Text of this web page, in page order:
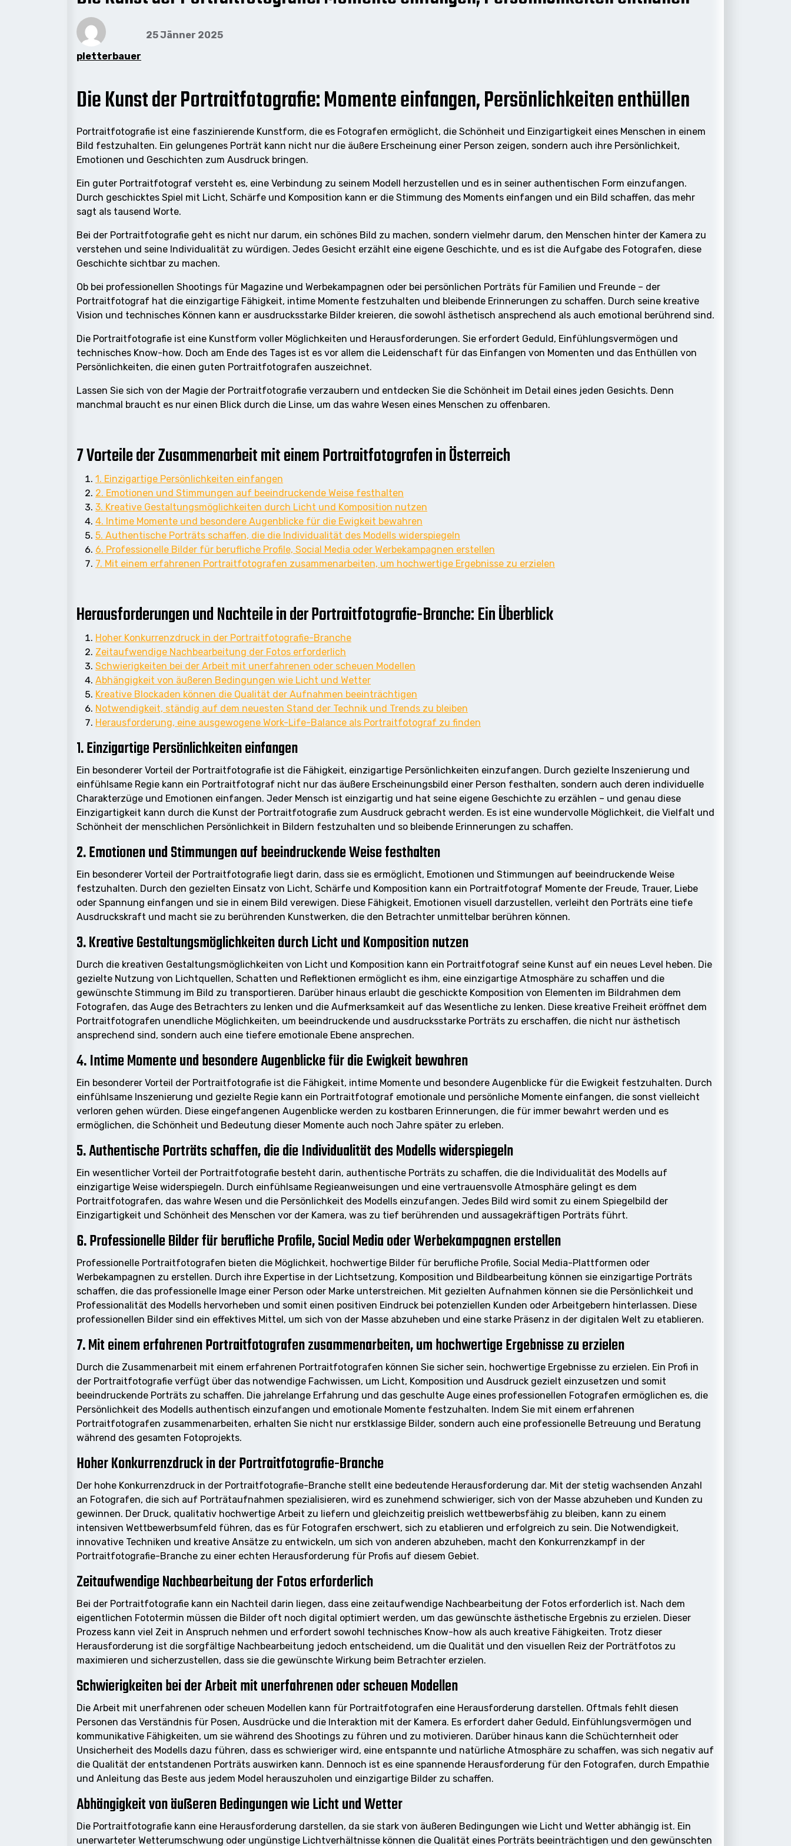
pletterbauer
25 Jänner 2025
Die Kunst der Portraitfotografie: Momente einfangen, Persönlichkeiten enthüllen
Portraitfotografie ist eine faszinierende Kunstform, die es Fotografen ermöglicht, die Schönheit und Einzigartigkeit eines Menschen in einem
Bild festzuhalten. Ein gelungenes Porträt kann nicht nur die äußere Erscheinung einer Person zeigen, sondern auch ihre Persönlichkeit,
Emotionen und Geschichten zum Ausdruck bringen.
Ein guter Portraitfotograf versteht es, eine Verbindung zu seinem Modell herzustellen und es in seiner authentischen Form einzufangen.
Durch geschicktes Spiel mit Licht, Schärfe und Komposition kann er die Stimmung des Moments einfangen und ein Bild schaffen, das mehr
sagt als tausend Worte.
Bei der Portraitfotografie geht es nicht nur darum, ein schönes Bild zu machen, sondern vielmehr darum, den Menschen hinter der Kamera zu
verstehen und seine Individualität zu würdigen. Jedes Gesicht erzählt eine eigene Geschichte, und es ist die Aufgabe des Fotografen, diese
Geschichte sichtbar zu machen.
Ob bei professionellen Shootings für Magazine und Werbekampagnen oder bei persönlichen Porträts für Familien und Freunde – der
Portraitfotograf hat die einzigartige Fähigkeit, intime Momente festzuhalten und bleibende Erinnerungen zu schaffen. Durch seine kreative
Vision und technisches Können kann er ausdrucksstarke Bilder kreieren, die sowohl ästhetisch ansprechend als auch emotional berührend sind.
Die Portraitfotografie ist eine Kunstform voller Möglichkeiten und Herausforderungen. Sie erfordert Geduld, Einfühlungsvermögen und
technisches Know-how. Doch am Ende des Tages ist es vor allem die Leidenschaft für das Einfangen von Momenten und das Enthüllen von
Persönlichkeiten, die einen guten Portraitfotografen auszeichnet.
Lassen Sie sich von der Magie der Portraitfotografie verzaubern und entdecken Sie die Schönheit im Detail eines jeden Gesichts. Denn
manchmal braucht es nur einen Blick durch die Linse, um das wahre Wesen eines Menschen zu offenbaren.
7 Vorteile der Zusammenarbeit mit einem Portraitfotografen in Österreich
1. Einzigartige Persönlichkeiten einfangen
2. Emotionen und Stimmungen auf beeindruckende Weise festhalten
3. Kreative Gestaltungsmöglichkeiten durch Licht und Komposition nutzen
4. Intime Momente und besondere Augenblicke für die Ewigkeit bewahren
5. Authentische Porträts schaffen, die die Individualität des Modells widerspiegeln
6. Professionelle Bilder für berufliche Profile, Social Media oder Werbekampagnen erstellen
7. Mit einem erfahrenen Portraitfotografen zusammenarbeiten, um hochwertige Ergebnisse zu erzielen
Herausforderungen und Nachteile in der Portraitfotografie-Branche: Ein Überblick
Hoher Konkurrenzdruck in der Portraitfotografie-Branche
Zeitaufwendige Nachbearbeitung der Fotos erforderlich
Schwierigkeiten bei der Arbeit mit unerfahrenen oder scheuen Modellen
Abhängigkeit von äußeren Bedingungen wie Licht und Wetter
Kreative Blockaden können die Qualität der Aufnahmen beeinträchtigen
Notwendigkeit, ständig auf dem neuesten Stand der Technik und Trends zu bleiben
Herausforderung, eine ausgewogene Work-Life-Balance als Portraitfotograf zu finden
1. Einzigartige Persönlichkeiten einfangen
Ein besonderer Vorteil der Portraitfotografie ist die Fähigkeit, einzigartige Persönlichkeiten einzufangen. Durch gezielte Inszenierung und
einfühlsame Regie kann ein Portraitfotograf nicht nur das äußere Erscheinungsbild einer Person festhalten, sondern auch deren individuelle
Charakterzüge und Emotionen einfangen. Jeder Mensch ist einzigartig und hat seine eigene Geschichte zu erzählen – und genau diese
Einzigartigkeit kann durch die Kunst der Portraitfotografie zum Ausdruck gebracht werden. Es ist eine wundervolle Möglichkeit, die Vielfalt und
Schönheit der menschlichen Persönlichkeit in Bildern festzuhalten und so bleibende Erinnerungen zu schaffen.
2. Emotionen und Stimmungen auf beeindruckende Weise festhalten
Ein besonderer Vorteil der Portraitfotografie liegt darin, dass sie es ermöglicht, Emotionen und Stimmungen auf beeindruckende Weise
festzuhalten. Durch den gezielten Einsatz von Licht, Schärfe und Komposition kann ein Portraitfotograf Momente der Freude, Trauer, Liebe
oder Spannung einfangen und sie in einem Bild verewigen. Diese Fähigkeit, Emotionen visuell darzustellen, verleiht den Porträts eine tiefe
Ausdruckskraft und macht sie zu berührenden Kunstwerken, die den Betrachter unmittelbar berühren können.
3. Kreative Gestaltungsmöglichkeiten durch Licht und Komposition nutzen
Durch die kreativen Gestaltungsmöglichkeiten von Licht und Komposition kann ein Portraitfotograf seine Kunst auf ein neues Level heben. Die
gezielte Nutzung von Lichtquellen, Schatten und Reflektionen ermöglicht es ihm, eine einzigartige Atmosphäre zu schaffen und die
gewünschte Stimmung im Bild zu transportieren. Darüber hinaus erlaubt die geschickte Komposition von Elementen im Bildrahmen dem
Fotografen, das Auge des Betrachters zu lenken und die Aufmerksamkeit auf das Wesentliche zu lenken. Diese kreative Freiheit eröffnet dem
Portraitfotografen unendliche Möglichkeiten, um beeindruckende und ausdrucksstarke Porträts zu erschaffen, die nicht nur ästhetisch
ansprechend sind, sondern auch eine tiefere emotionale Ebene ansprechen.
4. Intime Momente und besondere Augenblicke für die Ewigkeit bewahren
Ein besonderer Vorteil der Portraitfotografie ist die Fähigkeit, intime Momente und besondere Augenblicke für die Ewigkeit festzuhalten. Durch
einfühlsame Inszenierung und gezielte Regie kann ein Portraitfotograf emotionale und persönliche Momente einfangen, die sonst vielleicht
verloren gehen würden. Diese eingefangenen Augenblicke werden zu kostbaren Erinnerungen, die für immer bewahrt werden und es
ermöglichen, die Schönheit und Bedeutung dieser Momente auch noch Jahre später zu erleben.
5. Authentische Porträts schaffen, die die Individualität des Modells widerspiegeln
Ein wesentlicher Vorteil der Portraitfotografie besteht darin, authentische Porträts zu schaffen, die die Individualität des Modells auf
einzigartige Weise widerspiegeln. Durch einfühlsame Regieanweisungen und eine vertrauensvolle Atmosphäre gelingt es dem
Portraitfotografen, das wahre Wesen und die Persönlichkeit des Modells einzufangen. Jedes Bild wird somit zu einem Spiegelbild der
Einzigartigkeit und Schönheit des Menschen vor der Kamera, was zu tief berührenden und aussagekräftigen Porträts führt.
6. Professionelle Bilder für berufliche Profile, Social Media oder Werbekampagnen erstellen
Professionelle Portraitfotografen bieten die Möglichkeit, hochwertige Bilder für berufliche Profile, Social Media-Plattformen oder
Werbekampagnen zu erstellen. Durch ihre Expertise in der Lichtsetzung, Komposition und Bildbearbeitung können sie einzigartige Porträts
schaffen, die das professionelle Image einer Person oder Marke unterstreichen. Mit gezielten Aufnahmen können sie die Persönlichkeit und
Professionalität des Modells hervorheben und somit einen positiven Eindruck bei potenziellen Kunden oder Arbeitgebern hinterlassen. Diese
professionellen Bilder sind ein effektives Mittel, um sich von der Masse abzuheben und eine starke Präsenz in der digitalen Welt zu etablieren.
7. Mit einem erfahrenen Portraitfotografen zusammenarbeiten, um hochwertige Ergebnisse zu erzielen
Durch die Zusammenarbeit mit einem erfahrenen Portraitfotografen können Sie sicher sein, hochwertige Ergebnisse zu erzielen. Ein Profi in
der Portraitfotografie verfügt über das notwendige Fachwissen, um Licht, Komposition und Ausdruck gezielt einzusetzen und somit
beeindruckende Porträts zu schaffen. Die jahrelange Erfahrung und das geschulte Auge eines professionellen Fotografen ermöglichen es, die
Persönlichkeit des Modells authentisch einzufangen und emotionale Momente festzuhalten. Indem Sie mit einem erfahrenen
Portraitfotografen zusammenarbeiten, erhalten Sie nicht nur erstklassige Bilder, sondern auch eine professionelle Betreuung und Beratung
während des gesamten Fotoprojekts.
Hoher Konkurrenzdruck in der Portraitfotografie-Branche
Der hohe Konkurrenzdruck in der Portraitfotografie-Branche stellt eine bedeutende Herausforderung dar. Mit der stetig wachsenden Anzahl
an Fotografen, die sich auf Porträtaufnahmen spezialisieren, wird es zunehmend schwieriger, sich von der Masse abzuheben und Kunden zu
gewinnen. Der Druck, qualitativ hochwertige Arbeit zu liefern und gleichzeitig preislich wettbewerbsfähig zu bleiben, kann zu einem
intensiven Wettbewerbsumfeld führen, das es für Fotografen erschwert, sich zu etablieren und erfolgreich zu sein. Die Notwendigkeit,
innovative Techniken und kreative Ansätze zu entwickeln, um sich von anderen abzuheben, macht den Konkurrenzkampf in der
Portraitfotografie-Branche zu einer echten Herausforderung für Profis auf diesem Gebiet.
Zeitaufwendige Nachbearbeitung der Fotos erforderlich
Bei der Portraitfotografie kann ein Nachteil darin liegen, dass eine zeitaufwendige Nachbearbeitung der Fotos erforderlich ist. Nach dem
eigentlichen Fototermin müssen die Bilder oft noch digital optimiert werden, um das gewünschte ästhetische Ergebnis zu erzielen. Dieser
Prozess kann viel Zeit in Anspruch nehmen und erfordert sowohl technisches Know-how als auch kreative Fähigkeiten. Trotz dieser
Herausforderung ist die sorgfältige Nachbearbeitung jedoch entscheidend, um die Qualität und den visuellen Reiz der Porträtfotos zu
maximieren und sicherzustellen, dass sie die gewünschte Wirkung beim Betrachter erzielen.
Schwierigkeiten bei der Arbeit mit unerfahrenen oder scheuen Modellen
Die Arbeit mit unerfahrenen oder scheuen Modellen kann für Portraitfotografen eine Herausforderung darstellen. Oftmals fehlt diesen
Personen das Verständnis für Posen, Ausdrücke und die Interaktion mit der Kamera. Es erfordert daher Geduld, Einfühlungsvermögen und
kommunikative Fähigkeiten, um sie während des Shootings zu führen und zu motivieren. Darüber hinaus kann die Schüchternheit oder
Unsicherheit des Modells dazu führen, dass es schwieriger wird, eine entspannte und natürliche Atmosphäre zu schaffen, was sich negativ auf
die Qualität der entstandenen Porträts auswirken kann. Dennoch ist es eine spannende Herausforderung für den Fotografen, durch Empathie
und Anleitung das Beste aus jedem Model herauszuholen und einzigartige Bilder zu schaffen.
Abhängigkeit von äußeren Bedingungen wie Licht und Wetter
Die Portraitfotografie kann eine Herausforderung darstellen, da sie stark von äußeren Bedingungen wie Licht und Wetter abhängig ist. Ein
unerwarteter Wetterumschwung oder ungünstige Lichtverhältnisse können die Qualität eines Porträts beeinträchtigen und den gewünschten